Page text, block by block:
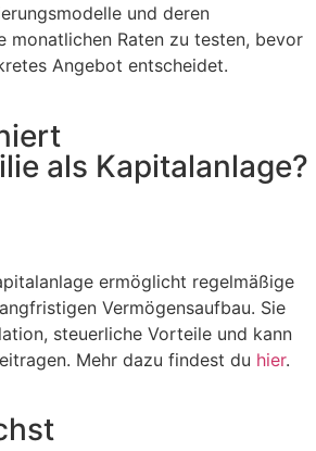
und deren
monatlichen Raten zu testen, bevor
Angebot entscheidet.
als Kapitalanlage?
ermöglicht regelmäßige
Vermögensaufbau. Sie
steuerliche Vorteile und kann
Mehr dazu findest du hier.